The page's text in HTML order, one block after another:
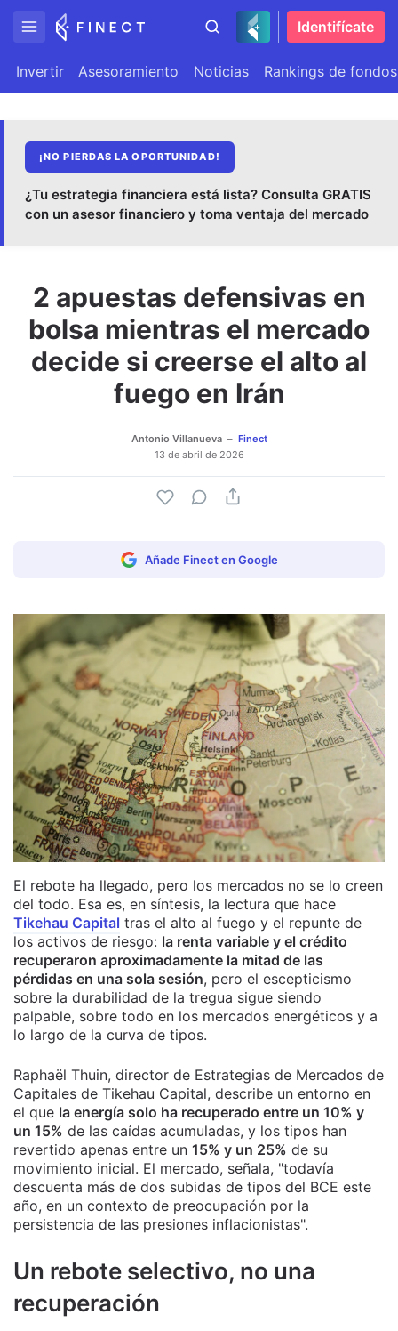
Identifícate
Invertir Asesoramiento Noticias Rankings de fondos
¡NO PIERDAS LA OPORTUNIDAD!
¿Tu estrategia financiera está lista? Consulta GRATIS
con un asesor financiero y toma ventaja del mercado
2 apuestas defensivas en
bolsa mientras el mercado
decide si creerse el alto al
fuego en Irán
Antonio Villanueva
Finect
13 de abril de 2026
Añade Finect en Google
El rebote ha llegado, pero los mercados no se lo creen
del todo. Esa es, en síntesis, la lectura que hace
Tikehau Capital tras el alto al fuego y el repunte de
los activos de riesgo: la renta variable y el crédito
recuperaron aproximadamente la mitad de las
pérdidas en una sola sesión, pero el escepticismo
sobre la durabilidad de la tregua sigue siendo
palpable, sobre todo en los mercados energéticos y a
lo largo de la curva de tipos.
Raphaël Thuin, director de Estrategias de Mercados de
Capitales de Tikehau Capital, describe un entorno en
el que la energía solo ha recuperado entre un 10% y
un 15% de las caídas acumuladas, y los tipos han
revertido apenas entre un 15% y un 25% de su
movimiento inicial. El mercado, señala, "todavía
descuenta más de dos subidas de tipos del BCE este
año, en un contexto de preocupación por la
persistencia de las presiones inflacionistas".
Un rebote selectivo, no una
recuperación